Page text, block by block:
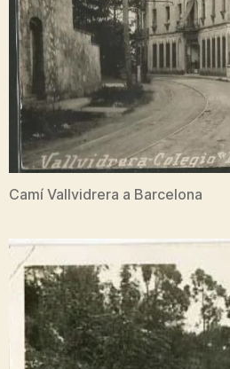
Camí Vallvidrera a Barcelona